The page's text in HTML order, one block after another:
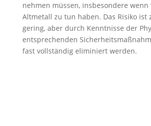
nehmen müssen, insbesondere
Altmetall zu tun haben. Das Risiko ist
gering, aber durch Kenntnisse der
entsprechenden
fast vollständig eliminiert werden.